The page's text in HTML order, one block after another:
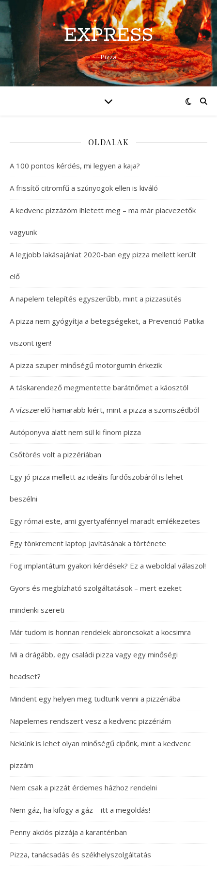
EXPRESS
Pizza
OLDALAK
A 100 pontos kérdés, mi legyen a kaja?
A frissítő citromfű a szúnyogok ellen is kiváló
A kedvenc pizzázóm ihletett meg – ma már piacvezetők
vagyunk
A legjobb lakásajánlat 2020-ban egy pizza mellett került
elő
A napelem telepítés egyszerűbb, mint a pizzasütés
A pizza nem gyógyítja a betegségeket, a Prevenció Patika
viszont igen!
A pizza szuper minőségű motorgumin érkezik
A táskarendező megmentette barátnőmet a káosztól
A vízszerelő hamarabb kiért, mint a pizza a szomszédból
Autóponyva alatt nem sül ki finom pizza
Csőtörés volt a pizzériában
Egy jó pizza mellett az ideális fürdőszobáról is lehet
beszélni
Egy római este, ami gyertyafénnyel maradt emlékezetes
Egy tönkrement laptop javításának a története
Fog implantátum gyakori kérdések? Ez a weboldal válaszol!
Gyors és megbízható szolgáltatások – mert ezeket
mindenki szereti
Már tudom is honnan rendelek abroncsokat a kocsimra
Mi a drágább, egy családi pizza vagy egy minőségi
headset?
Mindent egy helyen meg tudtunk venni a pizzériába
Napelemes rendszert vesz a kedvenc pizzériám
Nekünk is lehet olyan minőségű cipőnk, mint a kedvenc
pizzám
Nem csak a pizzát érdemes házhoz rendelni
Nem gáz, ha kifogy a gáz – itt a megoldás!
Penny akciós pizzája a karanténban
Pizza, tanácsadás és székhelyszolgáltatás